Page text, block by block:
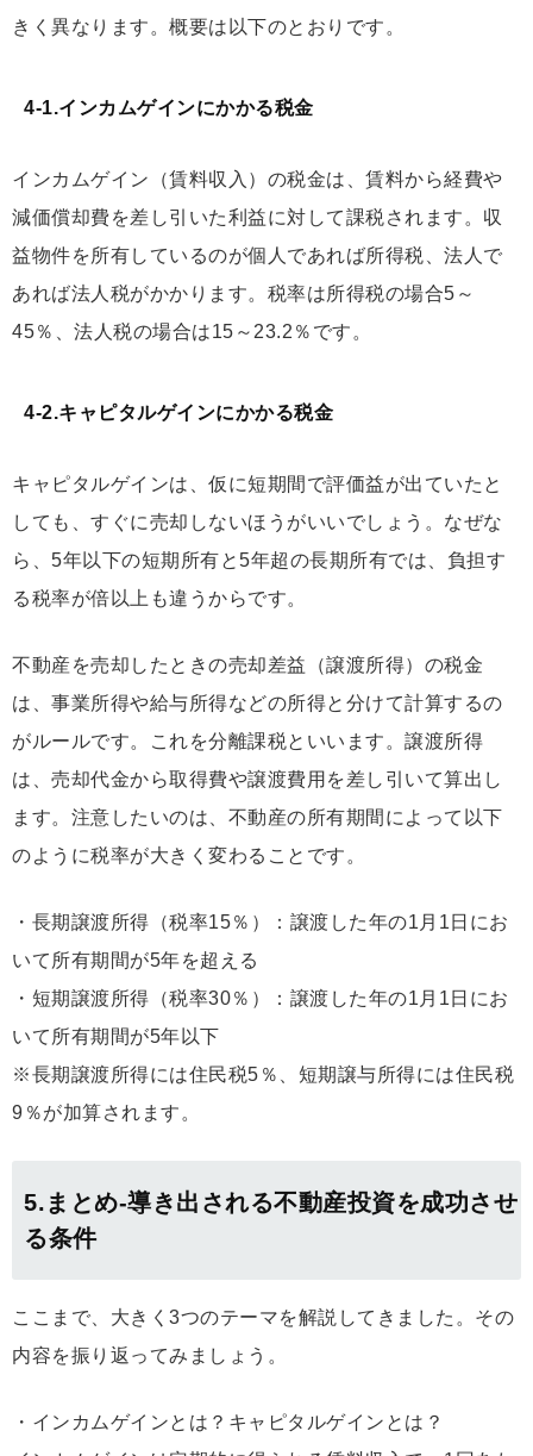
きく異なります。概要は以下のとおりです。
4-1.インカムゲインにかかる税金
インカムゲイン（賃料収入）の税金は、賃料から経費や
減価償却費を差し引いた利益に対して課税されます。収
益物件を所有しているのが個人であれば所得税、法人で
あれば法人税がかかります。税率は所得税の場合5～
45％、法人税の場合は15～23.2％です。
4-2.キャピタルゲインにかかる税金
キャピタルゲインは、仮に短期間で評価益が出ていたと
しても、すぐに売却しないほうがいいでしょう。なぜな
ら、5年以下の短期所有と5年超の長期所有では、負担す
る税率が倍以上も違うからです。
不動産を売却したときの売却差益（譲渡所得）の税金
は、事業所得や給与所得などの所得と分けて計算するの
がルールです。これを分離課税といいます。譲渡所得
は、売却代金から取得費や譲渡費用を差し引いて算出し
ます。注意したいのは、不動産の所有期間によって以下
のように税率が大きく変わることです。
・長期譲渡所得（税率15％）：譲渡した年の1月1日にお
いて所有期間が5年を超える
・短期譲渡所得（税率30％）：譲渡した年の1月1日にお
いて所有期間が5年以下
※長期譲渡所得には住民税5％、短期譲与所得には住民税
9％が加算されます。
5.まとめ-導き出される不動産投資を成功させ
る条件
ここまで、大きく3つのテーマを解説してきました。その
内容を振り返ってみましょう。
・インカムゲインとは？キャピタルゲインとは？